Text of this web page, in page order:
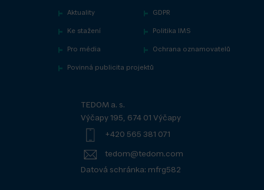
Aktuality GDPR
Ke stažení Politika IMS
Pro média Ochrana oznamovatelů
Povinná publicita projektů
TEDOM a. s.
Výčapy 195, 674 01 Výčapy
+420 565 381 071
tedom@tedom.com
Datová schránka: mfrg582